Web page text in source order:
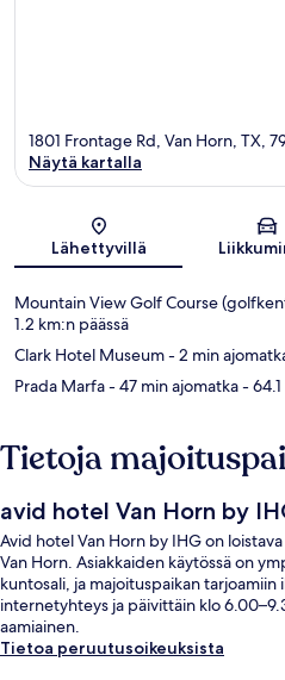
1801 Frontage Rd, Van Horn, TX,
Näytä kartalla
Lähettyvillä
Mountain View Golf Course
1.2 km:n päässä
Clark Hotel Museum- 2 min
Prada Marfa- 47 min ajomatka-
Tietoja
avid hotel Van Horn by
Avid hotel Van Horn by IHG on
Van Horn. Asiakkaiden käytössä on
kuntosali, ja majoituspaikan
internetyhteys ja päivittäin klo
aamiainen.
Tietoa peruutusoikeuksista